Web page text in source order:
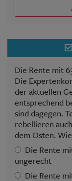
Die Rente mit
Die
der aktuellen
entsprechend
sind dagegen.
rebellieren
dem Osten.
Die Rente
ungerecht
Die Rente